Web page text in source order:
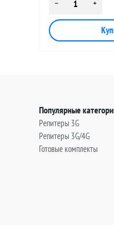
Популярные
Репитеры 3G
Репитеры 3G/4G
Готовые комплекты